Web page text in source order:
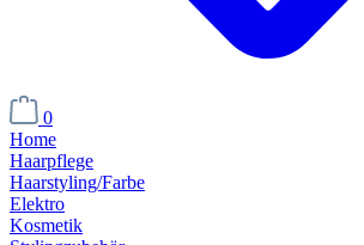
0
Home
Haarpflege
Haarstyling/Farbe
Elektro
Kosmetik